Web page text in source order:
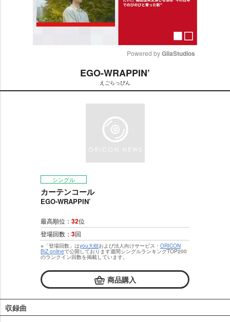
t
Powered by GliaStudios
EGO-WRAPPIN’
えごらっぴん
シングル
カーテンコール
EGO-WRAPPIN’
最高順位： 32位
登場回数： 3回
※「登場回数」はyou大樹および法人向けサービス・ ORICON
BiZ onlineで公開しております週間シングルランキングTOP200
のランクイン回数を掲載しています。
商品購入
収録曲